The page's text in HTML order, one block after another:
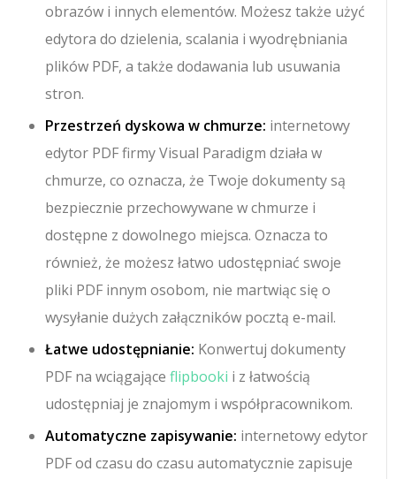
obrazów i innych elementów. Możesz także użyć
edytora do dzielenia, scalania i wyodrębniania
plików PDF, a także dodawania lub usuwania
stron.
Przestrzeń dyskowa w chmurze: internetowy
edytor PDF firmy Visual Paradigm działa w
chmurze, co oznacza, że ​​Twoje dokumenty są
bezpiecznie przechowywane w chmurze i
dostępne z dowolnego miejsca. Oznacza to
również, że możesz łatwo udostępniać swoje
pliki PDF innym osobom, nie martwiąc się o
wysyłanie dużych załączników pocztą e-mail.
Łatwe udostępnianie: Konwertuj dokumenty
PDF na wciągająceflipbooki i z łatwością
udostępniaj je znajomym i współpracownikom.
Automatyczne zapisywanie: internetowy edytor
PDF od czasu do czasu automatycznie zapisuje